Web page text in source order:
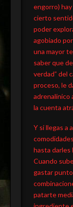
engorro)
cierto
poder
agobiado
una mayor
saber que
verdad” del
proceso, le
adrenalínico
la cuenta
Y si llegas a
hasta darles
Cuando
gastar
patarte